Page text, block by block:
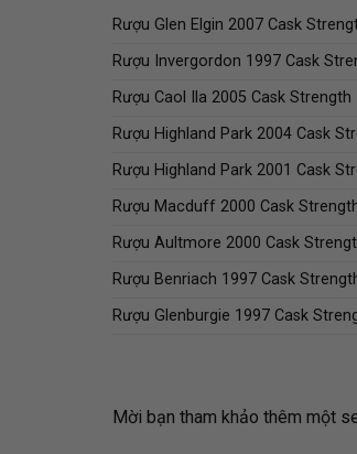
Rượu Glen Elgin 2007 Cask
Rượu Invergordon 1997 Cask
Rượu Caol Ila 2005 Cask
Rượu Highland Park 2004 Cask
Rượu Highland Park 2001 Cask
Rượu Macduff 2000 Cask
Rượu Aultmore 2000 Cask
Rượu Benriach 1997 Cask
Rượu Glenburgie 1997 Cask
Mời bạn tham khảo thêm một